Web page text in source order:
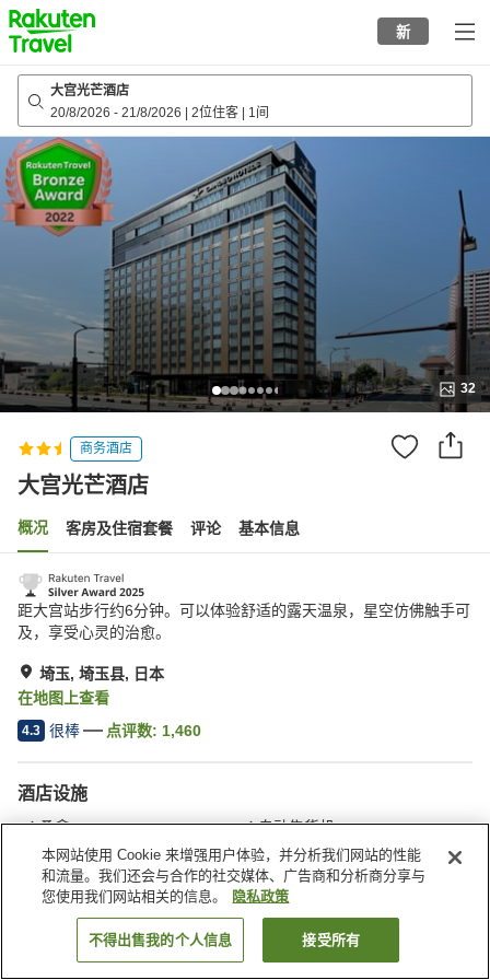
to
top
page
新
大宫光芒酒店
20/8/2026 - 21/8/2026 2位住客 1间
32
商务酒店
大宫光芒酒店
概况 客房及住宿套餐 评论 基本信息
距大宫站步行约6分钟。可以体验舒适的露天温泉，星空仿佛触手可
及，享受心灵的治愈。
埼玉, 埼玉县, 日本
在地图上查看
4.3 很棒 点评数: 1,460
酒店设施
桑拿
自动售货机
付费洗衣房
露天浴池（非温泉）
首页 日本 埼玉县 埼玉 大宫光芒酒店
搜索客房
本网站使用 Cookie 来增强用户体验，并分析我们网站的性能
和流量。我们还会与合作的社交媒体、广告商和分析商分享与
您使用我们网站相关的信息。
隐私政策
不得出售我的个人信息 接受所有